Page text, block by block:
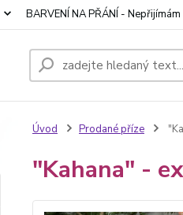
BARVENÍ NA PŘÁNÍ - Nepřijímám
Úvod Prodané příze
"Kahana" -